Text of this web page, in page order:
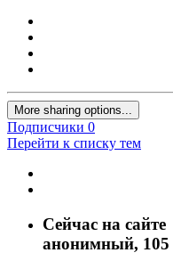
More sharing options...
Подписчики 0
Перейти к списку тем
Сейчас на сайте
анонимный, 105